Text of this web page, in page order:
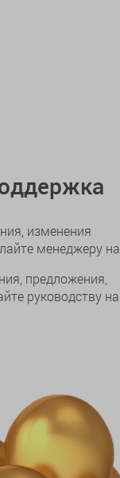
изменения
менеджеру на
предложения,
руководству на